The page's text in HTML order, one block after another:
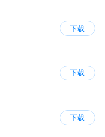
下载
下载
下载